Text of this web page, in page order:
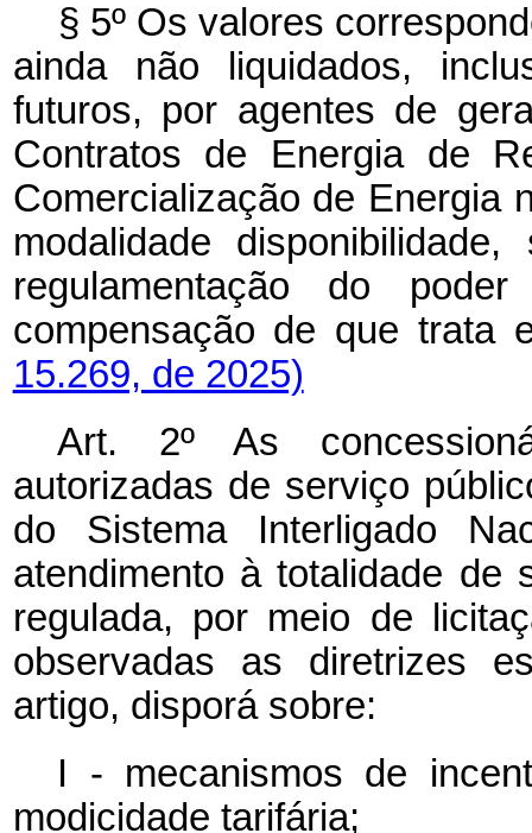
§ 5º Os valores
ainda não liquidados,
futuros, por agentes de
Contratos de Energia de
Comercialização de Energia
modalidade
regulamentação do
compensação de que
15.269, de 2025)
Art. 2º As
autorizadas de serviço
do Sistema Interligado
atendimento à totalidade de
regulada, por meio de
observadas as diretrizes
artigo, disporá sobre:
I - mecanismos de
modicidade tarifária;